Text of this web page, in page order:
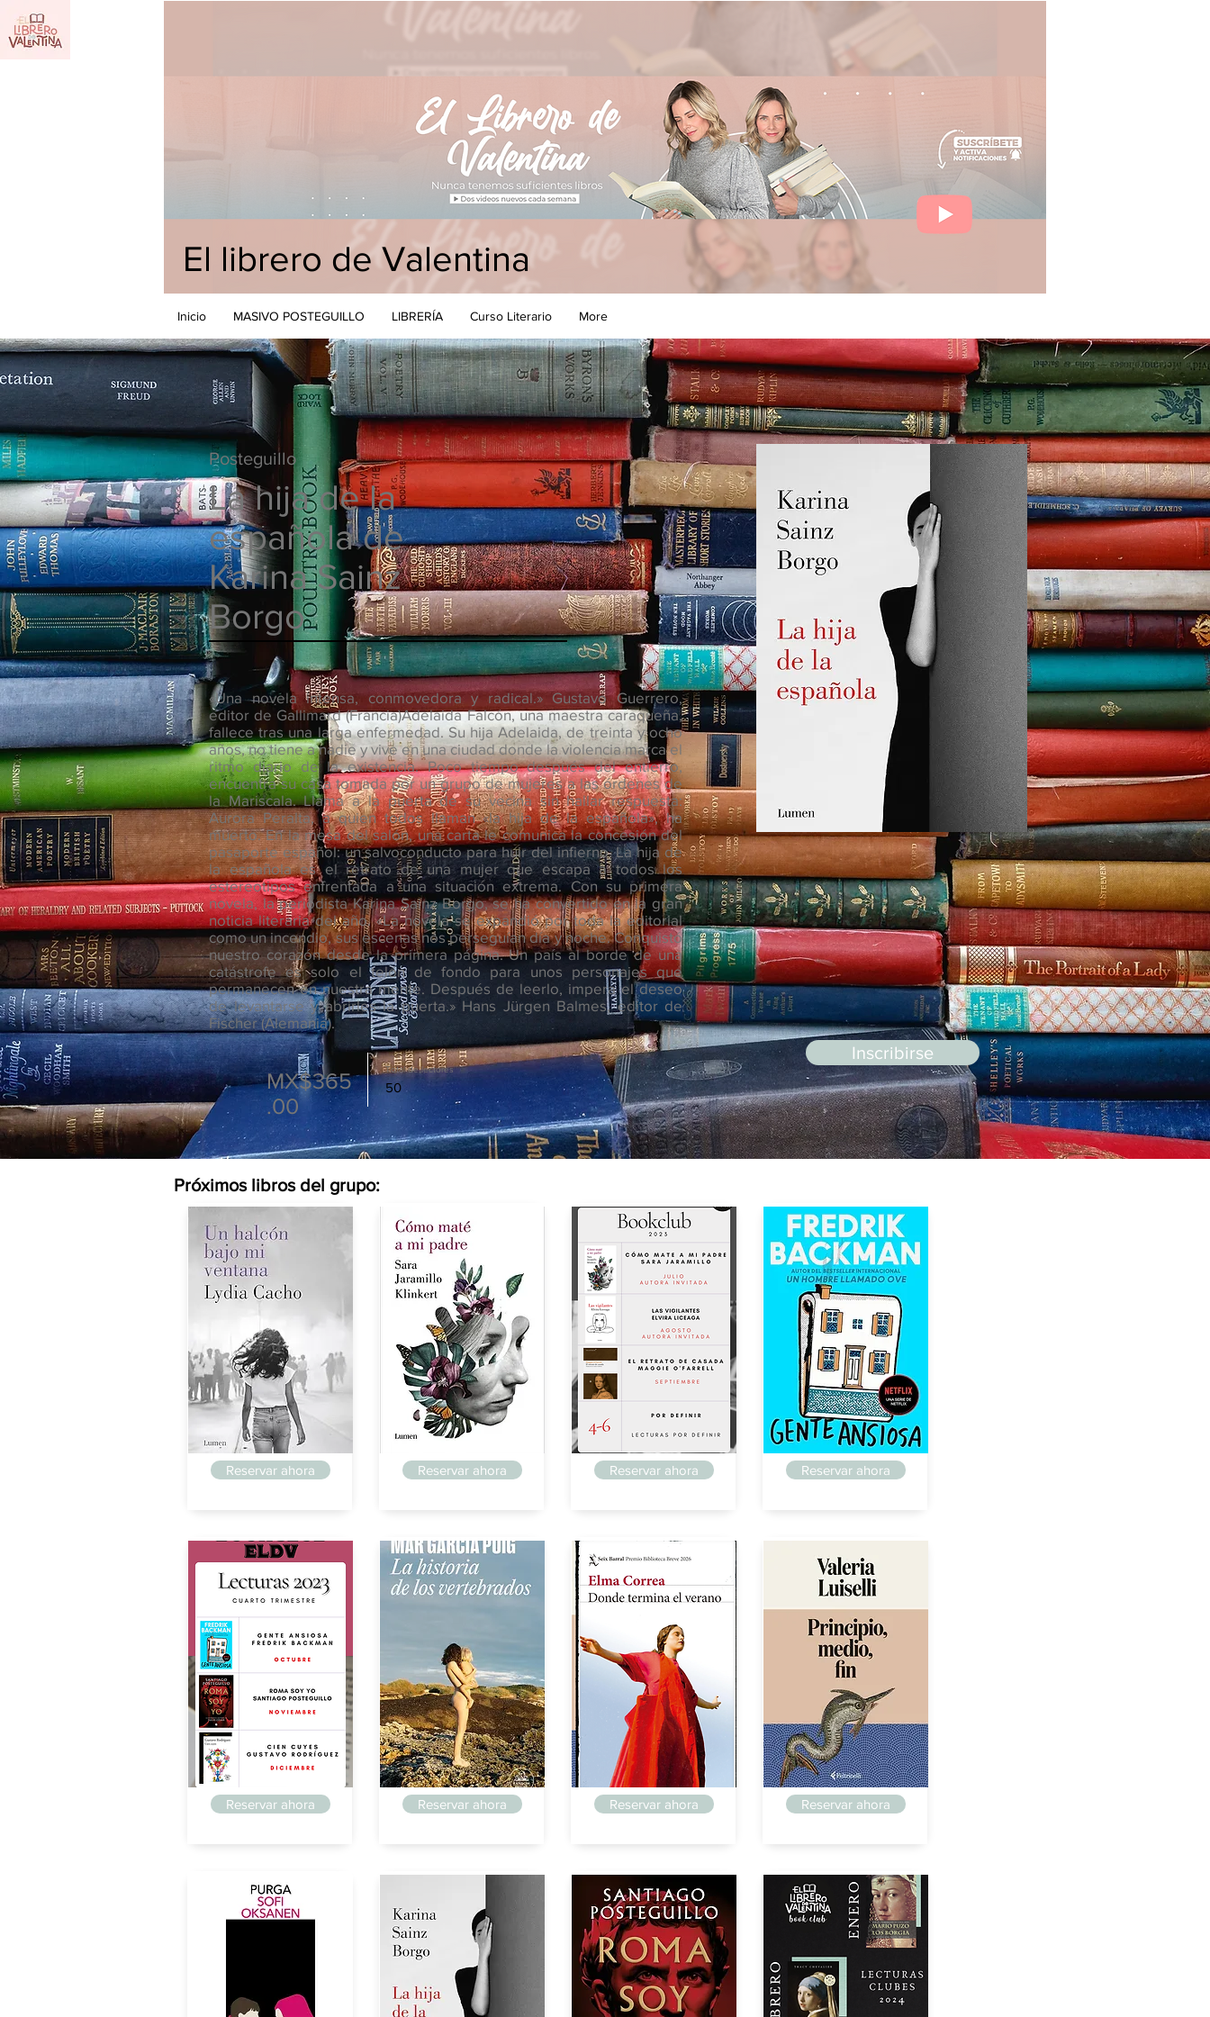
El librero de Valentina
Inicio MASIVO POSTEGUILLO LIBRERÍA Curso Literario More
Posteguillo
La hija de la
española de
Karina Sainz
Borgo
«Una novela intensa, conmovedora y radical.» Gustavo Guerrero,
editor de Gallimard (Francia)Adelaida Falcón, una maestra caraqueña,
fallece tras una larga enfermedad. Su hija Adelaida, de treinta y ocho
años, no tiene a nadie y vive en una ciudad donde la violencia marca el
ritmo diario de la existencia. Poco tiempo después del entierro,
encuentra su casa tomada por un grupo de mujeres a las órdenes de
la Mariscala. Llama a la puerta de su vecina sin hallar respuesta:
Aurora Peralta, a quien todos llaman «la hija de la española», ha
muerto. En la mesa del salón, una carta le comunica la concesión del
pasaporte español: un salvoconducto para huir del infierno. La hija de
la española es el retrato de una mujer que escapa a todos los
estereotipos enfrentada a una situación extrema. Con su primera
novela, la periodista Karina Sainz Borgo, se ha convertido en la gran
noticia literaria del año. «La novela se expandió por toda la editorial
como un incendio, sus escenas nos perseguían día y noche. Conquistó
nuestro corazón desde la primera página. Un país al borde de una
catástrofe es solo el telón de fondo para unos personajes que
permanecen en nuestra mente. Después de leerlo, impera el deseo
de levantarse y abrirles la puerta.» Hans Jürgen Balmes, editor de
Fischer (Alemania).
MX$365
.00
Total de lectores
50
Inscribirse
Próximos libros del grupo:
Posteguillo
Reservar ahora
Posteguillo
Reservar ahora
Posteguillo
Reservar ahora
Posteguillo
Reservar ahora
Reservar ahora
Posteguillo
Reservar ahora
Posteguillo
Reservar ahora
Posteguillo
Reservar ahora